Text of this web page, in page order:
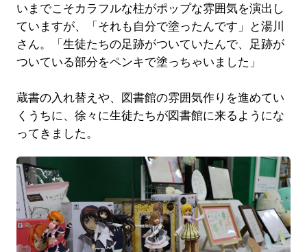
いまでこそカラフルな柱がポップな雰囲気を演出し
ていますが、「それも自分で塗ったんです」と湯川
さん。「生徒たちの足跡がついていたんで、足跡が
ついている部分をペンキで塗っちゃいました」
蔵書の入れ替えや、図書館の雰囲気作りを進めてい
くうちに、徐々に生徒たちが図書館に来るようにな
ってきました。